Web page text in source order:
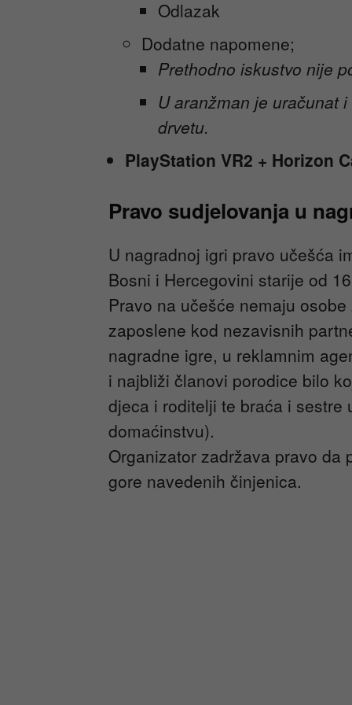
Odlazak
Dodatne napomene;
Prethodno iskustvo nije
U aranžman je uračunat
drvetu.
PlayStation VR2 + Horizon
Pravo sudjelovanja u
U nagradnoj igri pravo učešća
Bosni i Hercegovini starije od
Pravo na učešće nemaju
zaposlene kod nezavisnih
nagradne igre, u reklamnim
i najbliži članovi porodice bilo
djeca i roditelji te braća i
domaćinstvu).
Organizator zadržava pravo da
gore navedenih činjenica.